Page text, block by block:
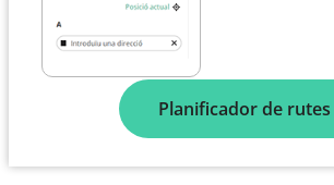
Planificador de rutes